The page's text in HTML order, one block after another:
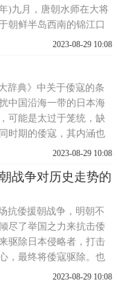
)九月，唐朝水师在大将
朝鲜半岛西南的锦江口
舒川郡)，与企图复国，
国(当时的日本国号)援
唐军水师大获全胜，百
2023-08-29 10:08
辞典》中关于倭寇的条
中国沿海一带的日本海
可能是太过于笼统，缺
时期的倭寇，其内涵也
历史上影响最大的倭
以观看电视剧《大明王
他
2023-08-29 10:08
战争对历史走势的
抗倭援朝战争，明朝不
尽了举国之力来抗击倭
驱除日本侵略者，打击
，最终将倭寇驱除。也
利，日本不但停滞了对
2023-08-29 10:08